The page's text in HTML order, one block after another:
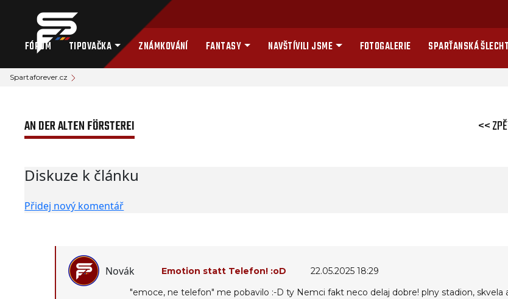
FÓRUM TIPOVAČKA ZNÁMKOVÁNÍ FANTASY NAVŠTÍVILI JSME FOTOGALERIE SPARŤANSKÁ
Spartaforever.cz
AN DER ALTEN FÖRSTEREI <<
Diskuze k článku
Přidej nový komentář
Novák Emotion statt Telefon! :oD
22.05.2025 18:29
"emoce, ne telefon" me pobavilo :-D ty Nemci fakt neco delaj dobre! plny stadion, skvela